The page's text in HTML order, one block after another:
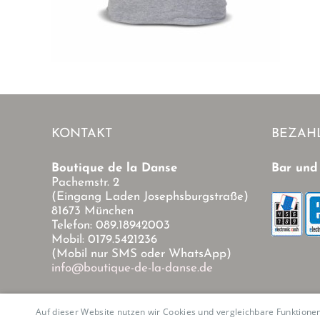
KONTAKT
Boutique de la Danse
Pachemstr. 2
(Eingang Laden Josephsburgstraße)
81673 München
Telefon: 089.18942003
Mobil: 0179.5421236
(Mobil nur SMS oder WhatsApp)
info@boutique-de-la-danse.de
Bar
Auf dieser Website nutzen wir Cookies und vergleichbare